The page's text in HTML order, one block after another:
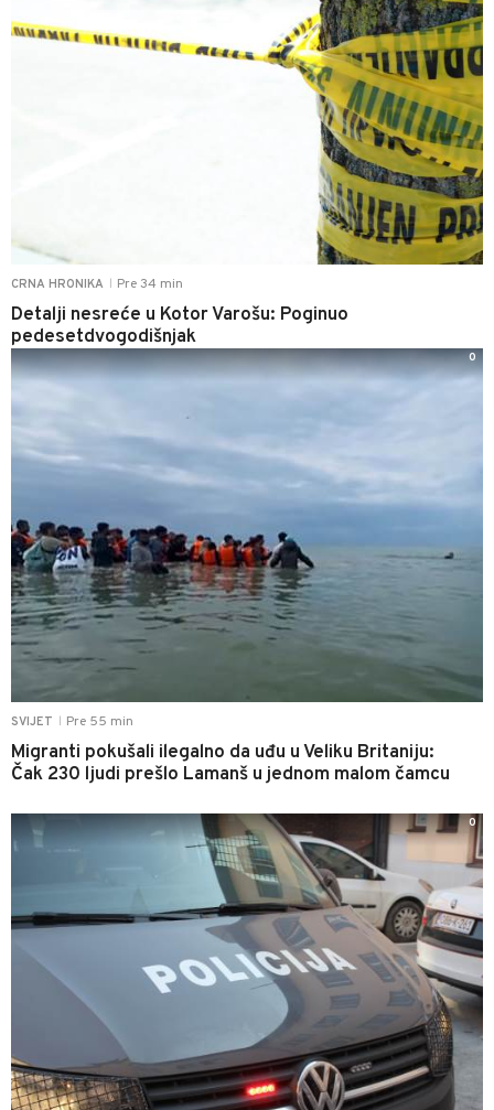
CRNA HRONIKA Pre 34 min
Detalji nesreće u Kotor Varošu: Poginuo
pedesetdvogodišnjak
SVIJET Pre 55 min
Migranti pokušali ilegalno da uđu u Veliku Britaniju:
Čak 230 ljudi prešlo Lamanš u jednom malom čamcu
0
0